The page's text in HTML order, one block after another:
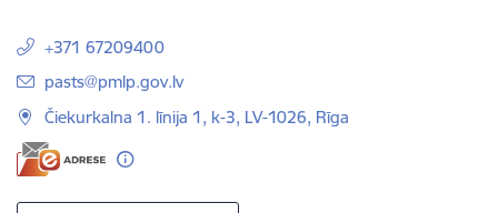
+371 67209400
E-pasts:
pasts@pmlp.gov.lv
Čiekurkalna 1. līnija 1, k-3, LV-1026, Rīga